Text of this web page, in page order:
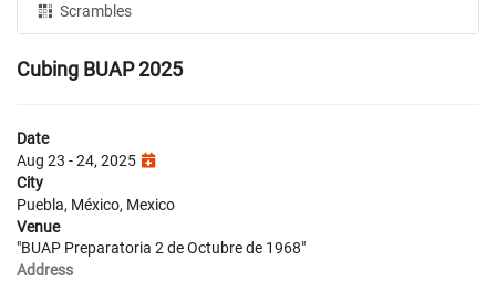
Scrambles
Cubing BUAP 2025
Date
Aug 23 - 24, 2025
City
Puebla, México, Mexico
Venue
"BUAP Preparatoria 2 de Octubre de 1968"
Address